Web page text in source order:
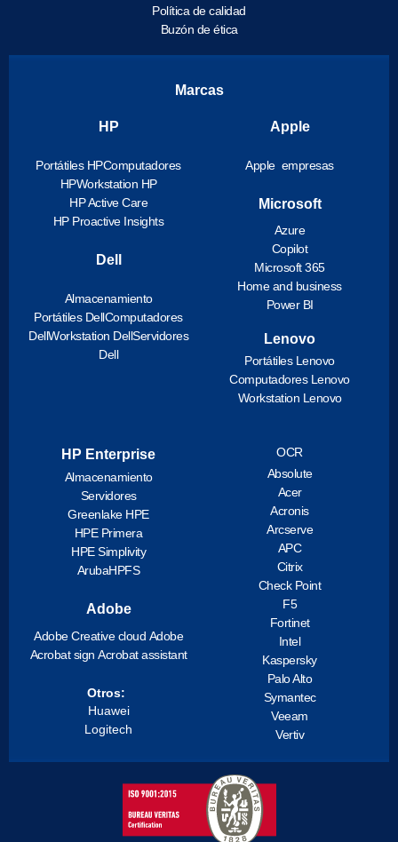
Política de calidad
Buzón de ética
Marcas
HP
Portátiles HPComputadores
HPWorkstation HP
HP Active Care
HP Proactive Insights
Dell
Almacenamiento
Portátiles DellComputadores
DellWorkstation DellServidores
Dell
Apple
Apple empresas
Microsoft
Azure
Copilot
Microsoft 365
Home and business
Power BI
Lenovo
Portátiles Lenovo
Computadores Lenovo
Workstation Lenovo
HP Enterprise
Almacenamiento
Servidores
Greenlake HPE
HPE Primera
HPE Simplivity
ArubaHPFS
Adobe
Adobe Creative cloud Adobe
Acrobat sign Acrobat assistant
Otros:
Huawei
Logitech
OCR
Absolute
Acer
Acronis
Arcserve
APC
Citrix
Check Point
F5
Fortinet
Intel
Kaspersky
Palo Alto
Symantec
Veeam
Vertiv